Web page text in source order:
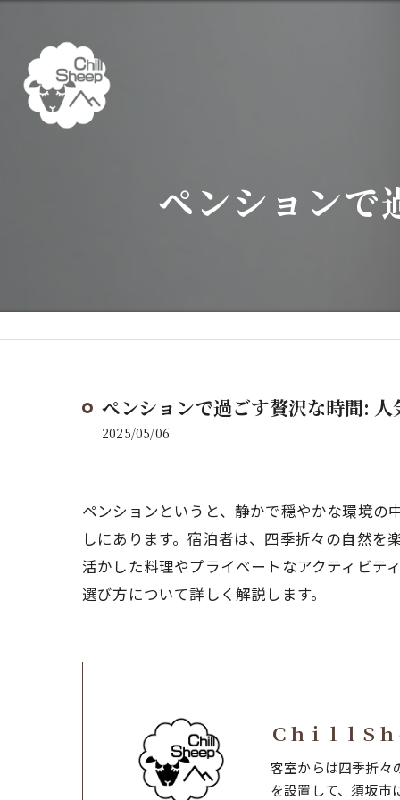
ペンションで
ペンションで過ごす贅沢な時間:
2025/05/06
ペンションというと、静かで穏やかな環境の
しにあります。宿泊者は、四季折々の自然
活かした料理やプライベートなアクティビテ
選び方について詳しく解説します。
ＣｈｉｌｌＳ
客室からは四季折々
を設置して、須坂市